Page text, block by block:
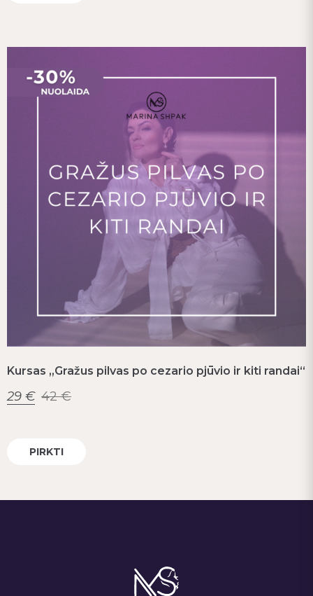
Kursas „Gražus pilvas po cezario pjūvio ir kiti randai“
29 € 42€
PIRKTI